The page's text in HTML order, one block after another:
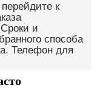
к
и
способа
Телефон для